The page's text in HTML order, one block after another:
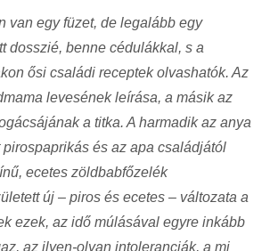
van egy füzet, de legalább egy
dosszié, benne cédulákkal, s a
ősi családi receptek olvashatók. Az
levesének leírása, a másik az
a titka. A harmadik az anya
és az apa családjától
ecetes zöldbabfőzelék
új – piros és ecetes – változata a
ezek, az idő múlásával egyre inkább
az ilyen-olyan intoleranciák, a mi